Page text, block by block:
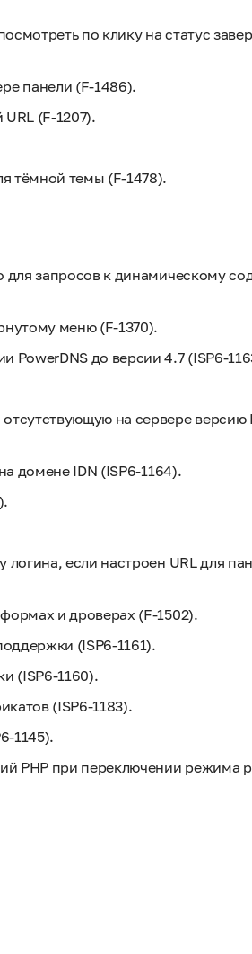
по клику на статус
панели (F-1486).
(F-1207).
тёмной темы (F-1478).
для запросов к динамическому
меню (F-1370).
до версии 4.7 (ISP6-
на сервере версию
домене IDN (ISP6-1164).
если настроен URL для
и дроверах (F-1502).
(ISP6-1161).
(ISP6-1160).
(ISP6-1183).
1145).
PHP при переключении режима